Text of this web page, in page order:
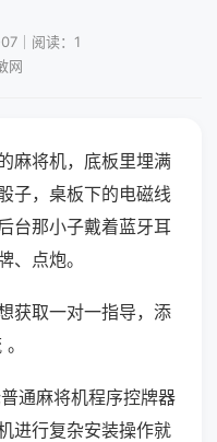
｜阅读：1
网
麻将机，底板里埋满
子，桌板下的电磁线
台那小子戴着蓝牙耳
、点炮。
获取一对一指导，添
通麻将机程序控牌器
进行复杂安装操作就